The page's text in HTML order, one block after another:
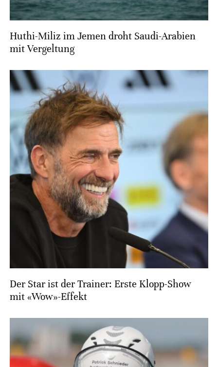
Huthi-Miliz im Jemen droht Saudi-Arabien
mit Vergeltung
Der Star ist der Trainer: Erste Klopp-Show
mit «Wow»-Effekt